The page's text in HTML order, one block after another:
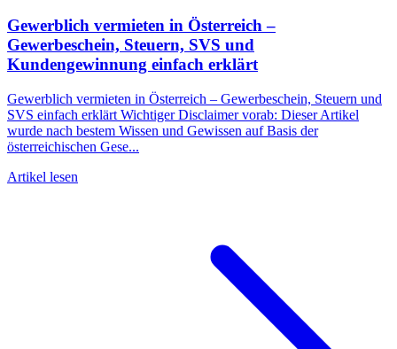
Gewerblich vermieten in Österreich –
Gewerbeschein, Steuern, SVS und
Kundengewinnung einfach erklärt
Gewerblich vermieten in Österreich – Gewerbeschein, Steuern und
SVS einfach erklärt Wichtiger Disclaimer vorab: Dieser Artikel
wurde nach bestem Wissen und Gewissen auf Basis der
österreichischen Gese...
Artikel lesen